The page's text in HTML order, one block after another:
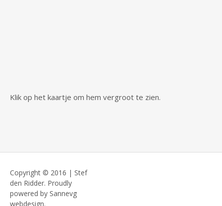
Klik op het kaartje om hem vergroot te zien.
Copyright © 2016 | Stef
den Ridder. Proudly
powered by Sannevg
webdesign.